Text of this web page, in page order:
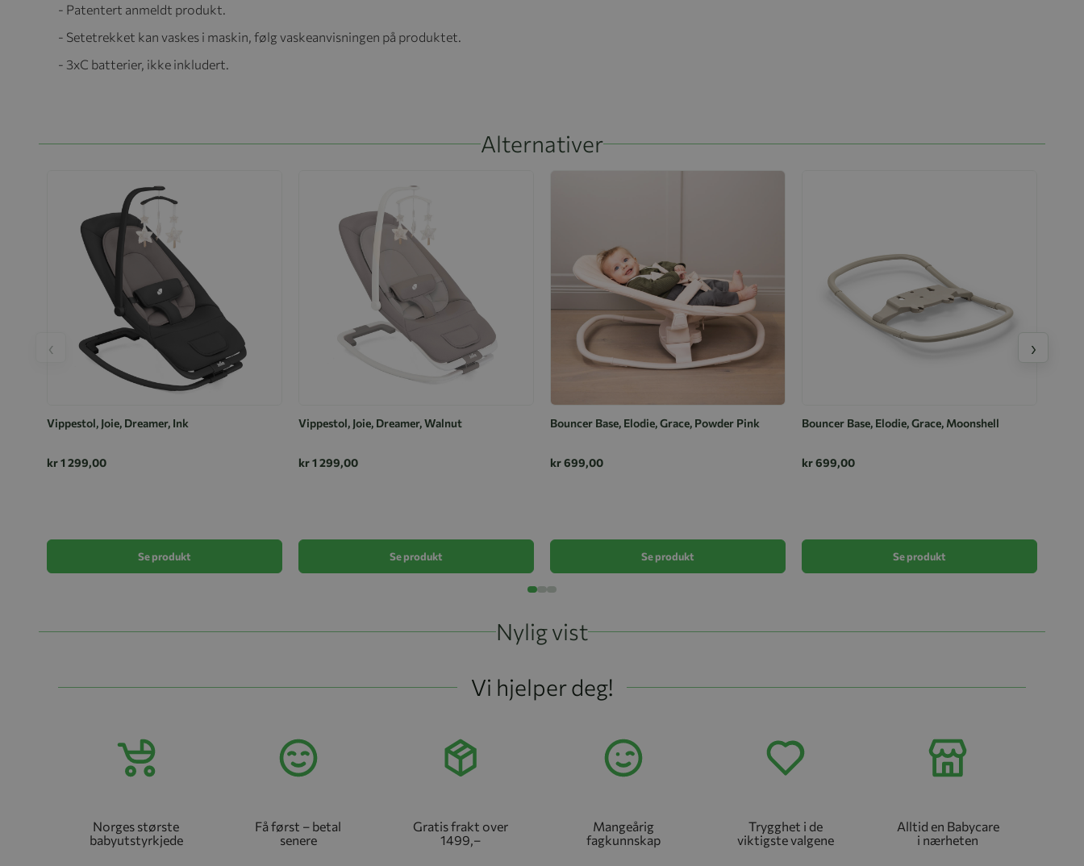
- Patentert anmeldt produkt.
- Setetrekket kan vaskes i maskin, følg vaskeanvisningen på produktet.
- 3xC batterier, ikke inkludert.
Alternativer
Vippestol, Joie, Dreamer, Ink
kr 1 299,00
Se produkt
Vippestol, Joie, Dreamer, Walnut
kr 1 299,00
Se produkt
Bouncer Base, Elodie, Grace, Powder Pink
kr 699,00
Se produkt
Bouncer Base, Elodie, Grace, Moonshell
kr 699,00
Se produkt
‹ ›
Nylig vist
Vi hjelper deg!
Norges største
babyutstyrkjede
Få først – betal
senere
Gratis frakt over
1499,–
Mangeårig
fagkunnskap
Trygghet i de
viktigste valgene
Alltid en Babycare
i nærheten